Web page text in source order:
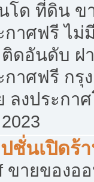
โด ที่ดิน ข
กาศฟรี ไม่
ดอันดับ ฝ
กาศฟรี กรุ
ลงประกา
ชั่นเปิดร้
ขายของอ